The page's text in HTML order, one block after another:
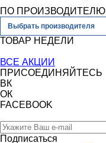
ПО ПРОИЗВОДИТЕЛЮ
Выбрать производителя
ТОВАР НЕДЕЛИ
ВСЕ АКЦИИ
ПРИСОЕДИНЯЙТЕСЬ
ВК
ОК
FACEBOOK
Подписаться